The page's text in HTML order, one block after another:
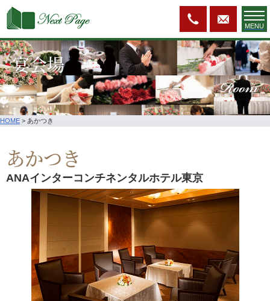
MENU
宴会場 Room
HOME > あかつき
あかつき
ANAインターコンチネンタルホテル東京